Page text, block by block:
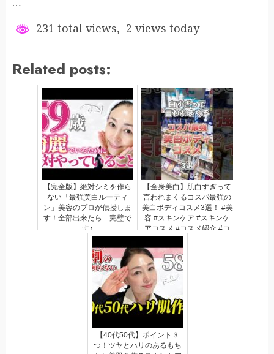
231 total views, 2 views today
Related posts:
【完全版】絶対シミを作ら
ない「最強美白ルーティ
ン」美容のプロが伝授しま
す！全部出来たら…完璧で
す♪
【全身美白】肌白すぎって
言われまくるコスパ最強の
美白ボディコスメ3選！ #美
容 #スキンケア #スキンケ
アコスメ #コスメ紹介 #コ
スメ #プチプラコスメ #美
白ケア #美白 #ボディケア
【40代50代】ポイント３
つ！ツヤとハリのあるもち